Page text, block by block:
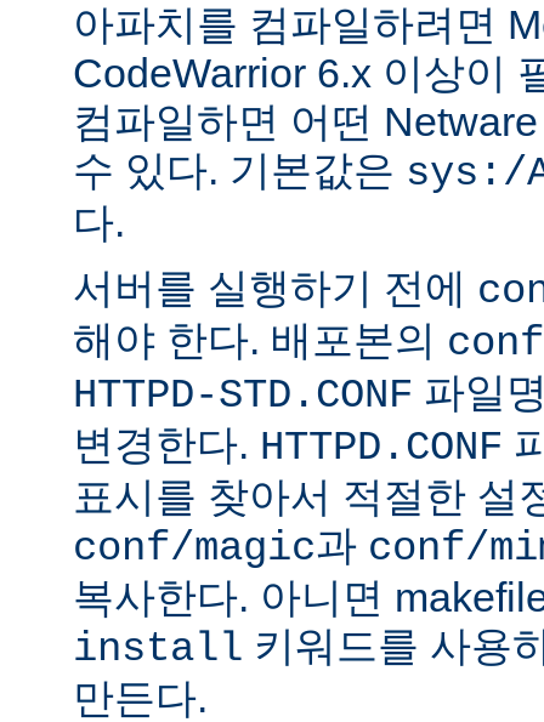
아파치를 컴파일하려면
CodeWarrior 6.x 이상이
컴파일하면 어떤
수 있다. 기본값은 sys:/
다.
서버를 실행하기 전에
해야 한다. 배포본의 conf
HTTPD-STD.CONF 파일
변경한다. HTTPD.CONF
표시를 찾아서 적절한 설
conf/magic과 conf/
복사한다. 아니면
install 키워드를 사용
만든다.